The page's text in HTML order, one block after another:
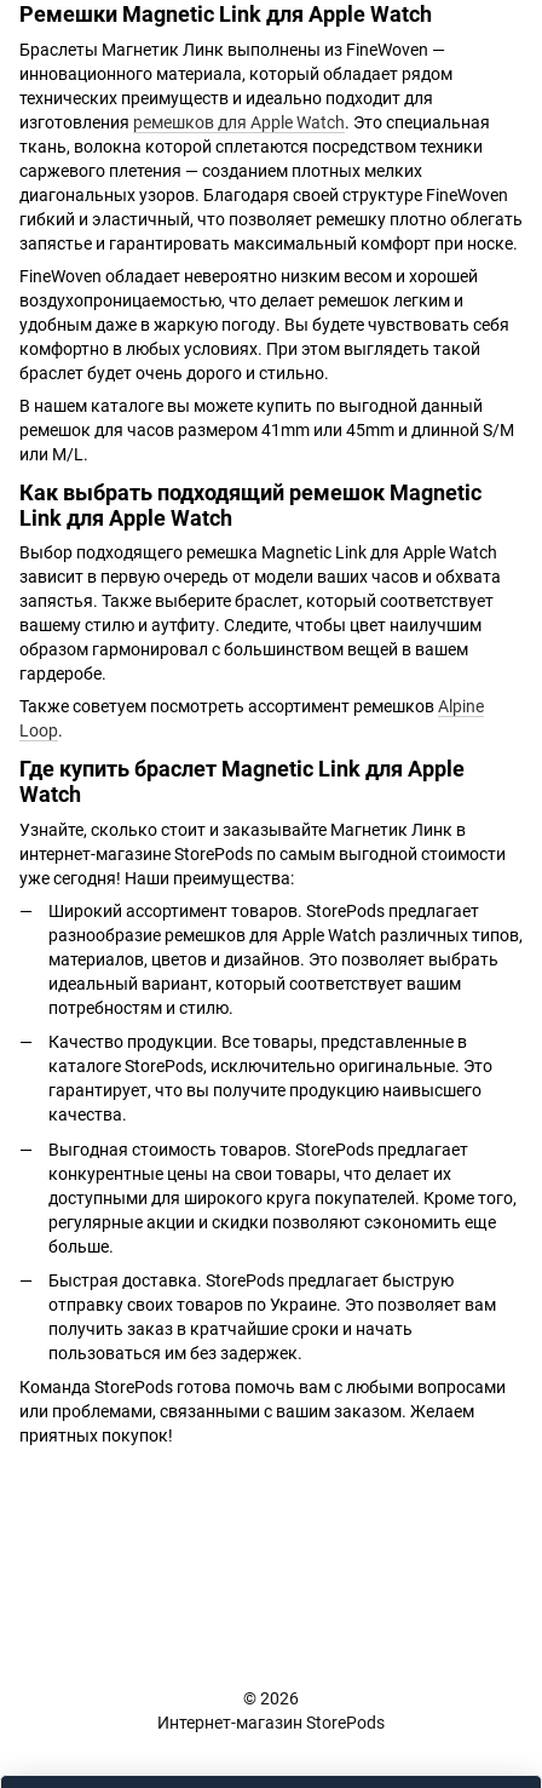
Ремешки Magnetic Link для Apple Watch
Браслеты Магнетик Линк выполнены из FineWoven —
инновационного материала, который обладает рядом
технических преимуществ и идеально подходит для
изготовления ремешков для Apple Watch. Это специальная
ткань, волокна которой сплетаются посредством техники
саржевого плетения — созданием плотных мелких
диагональных узоров. Благодаря своей структуре FineWoven
гибкий и эластичный, что позволяет ремешку плотно облегать
запястье и гарантировать максимальный комфорт при носке.
FineWoven обладает невероятно низким весом и хорошей
воздухопроницаемостью, что делает ремешок легким и
удобным даже в жаркую погоду. Вы будете чувствовать себя
комфортно в любых условиях. При этом выглядеть такой
браслет будет очень дорого и стильно.
В нашем каталоге вы можете купить по выгодной данный
ремешок для часов размером 41mm или 45mm и длинной S/M
или M/L.
Как выбрать подходящий ремешок Magnetic
Link для Apple Watch
Выбор подходящего ремешка Magnetic Link для Apple Watch
зависит в первую очередь от модели ваших часов и обхвата
запястья. Также выберите браслет, который соответствует
вашему стилю и аутфиту. Следите, чтобы цвет наилучшим
образом гармонировал с большинством вещей в вашем
гардеробе.
Также советуем посмотреть ассортимент ремешковAlpine
Loop.
Где купить браслет Magnetic Link для Apple
Watch
Узнайте, сколько стоит и заказывайте Магнетик Линк в
интернет-магазине StorePods по самым выгодной стоимости
уже сегодня! Наши преимущества:
Широкий ассортимент товаров. StorePods предлагает
разнообразие ремешков для Apple Watch различных типов,
материалов, цветов и дизайнов. Это позволяет выбрать
идеальный вариант, который соответствует вашим
потребностям и стилю.
Качество продукции. Все товары, представленные в
каталоге StorePods, исключительно оригинальные. Это
гарантирует, что вы получите продукцию наивысшего
качества.
Выгодная стоимость товаров. StorePods предлагает
конкурентные цены на свои товары, что делает их
доступными для широкого круга покупателей. Кроме того,
регулярные акции и скидки позволяют сэкономить еще
больше.
Быстрая доставка. StorePods предлагает быструю
отправку своих товаров по Украине. Это позволяет вам
получить заказ в кратчайшие сроки и начать
пользоваться им без задержек.
Команда StorePods готова помочь вам с любыми вопросами
или проблемами, связанными с вашим заказом. Желаем
приятных покупок!
© 2026
Интернет-магазин StorePods